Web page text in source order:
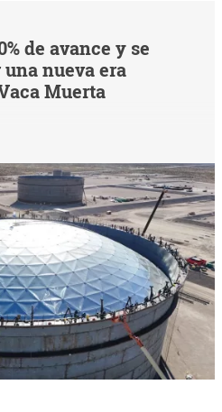
de avance y se
nueva era
Muerta